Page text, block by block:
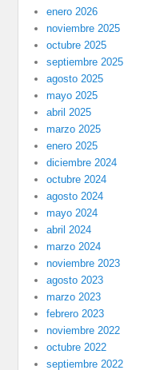
enero 2026
noviembre 2025
octubre 2025
septiembre 2025
agosto 2025
mayo 2025
abril 2025
marzo 2025
enero 2025
diciembre 2024
octubre 2024
agosto 2024
mayo 2024
abril 2024
marzo 2024
noviembre 2023
agosto 2023
marzo 2023
febrero 2023
noviembre 2022
octubre 2022
septiembre 2022